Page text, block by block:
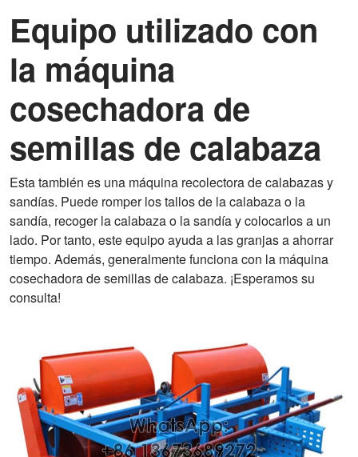
Equipo utilizado con
la máquina
cosechadora de
semillas de calabaza
Esta también es una máquina recolectora de calabazas y
sandías. Puede romper los tallos de la calabaza o la
sandía, recoger la calabaza o la sandía y colocarlos a un
lado. Por tanto, este equipo ayuda a las granjas a ahorrar
tiempo. Además, generalmente funciona con la máquina
cosechadora de semillas de calabaza. ¡Esperamos su
consulta!